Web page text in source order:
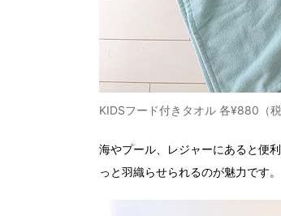
KIDSフード付きタオル 各¥880（税
海やプール、レジャーにあると便
っと羽織らせられるのが魅力です。